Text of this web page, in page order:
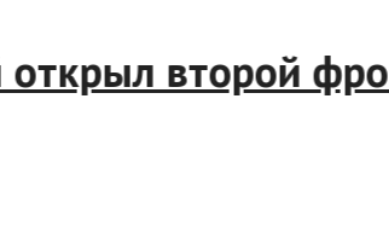
открыл второй